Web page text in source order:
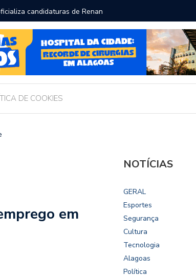
candidaturas de Renan Chico Filho vai disputar o
DE COOKIES
em
NOTÍCIAS
GERAL
Esportes
Segurança
Cultura
Tecnologia
Alagoas
Política